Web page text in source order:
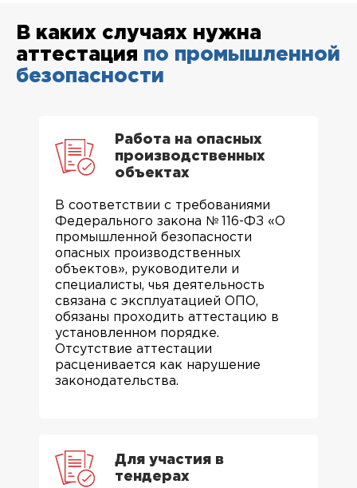
В каких случаях нужна
аттестация по промышленной
безопасности
Работа на опасных
производственных
объектах
В соответствии с требованиями
Федерального закона № 116-ФЗ «О
промышленной безопасности
опасных производственных
объектов», руководители и
специалисты, чья деятельность
связана с эксплуатацией ОПО,
обязаны проходить аттестацию в
установленном порядке.
Отсутствие аттестации
расценивается как нарушение
законодательства.
Для участия в
тендерах